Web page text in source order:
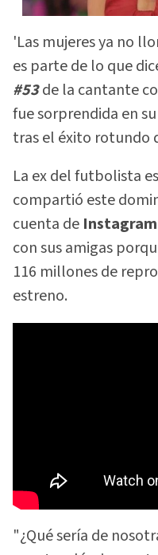
'Las mujeres ya no
es parte de lo que
#53de la cantante
fue sorprendida en
tras el éxito rotundo
La ex del futbolista
compartió este
cuenta de Instagram
con sus amigas
116 millones de
estreno.
"¿Qué sería de